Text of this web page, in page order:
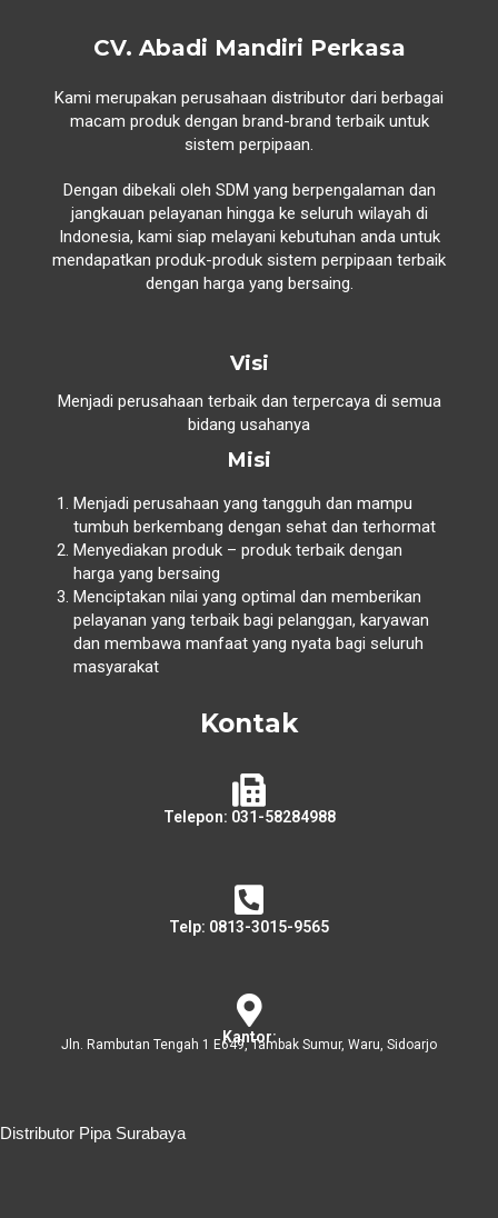
CV. Abadi Mandiri Perkasa
Kami merupakan perusahaan distributor dari berbagai
macam produk dengan brand-brand terbaik untuk
sistem perpipaan.
Dengan dibekali oleh SDM yang berpengalaman dan
jangkauan pelayanan hingga ke seluruh wilayah di
Indonesia, kami siap melayani kebutuhan anda untuk
mendapatkan produk-produk sistem perpipaan terbaik
dengan harga yang bersaing.
Visi
Menjadi perusahaan terbaik dan terpercaya di semua
bidang usahanya
Misi
Menjadi perusahaan yang tangguh dan mampu
tumbuh berkembang dengan sehat dan terhormat
Menyediakan produk – produk terbaik dengan
harga yang bersaing
Menciptakan nilai yang optimal dan memberikan
pelayanan yang terbaik bagi pelanggan, karyawan
dan membawa manfaat yang nyata bagi seluruh
masyarakat
Kontak
Telepon: 031-58284988
Telp: 0813-3015-9565
Kantor:
Jln. Rambutan Tengah 1 E649, Tambak Sumur, Waru, Sidoarjo
Distributor Pipa Surabaya